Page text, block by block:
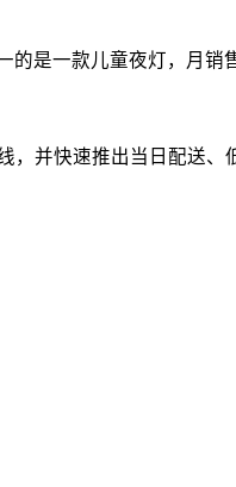
是一款儿童夜灯，月销
并快速推出当日配送、